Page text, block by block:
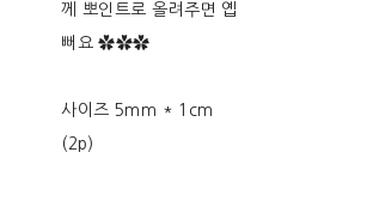
께 뽀인트로 올려주면 옙
뻐요 ✿✿✿
사이즈 5mm * 1cm
(2p)